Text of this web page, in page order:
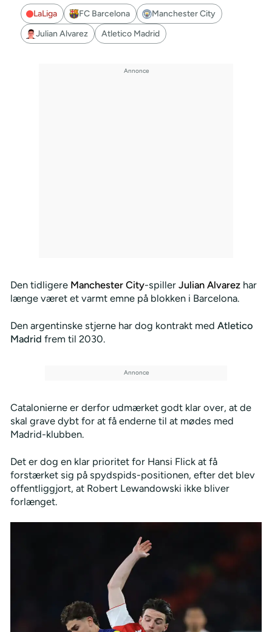
LaLiga FC Barcelona
Manchester City
Julian Alvarez
Atletico Madrid
Den tidligere Manchester City-spiller Julian Alvarezhar
længe været et varmt emne på blokken i Barcelona.
Den argentinske stjerne har dog kontrakt med Atletico
Madrid frem til 2030.
Catalonierne er derfor udmærket godt klar over, at de
skal grave dybt for at få enderne til at mødes med
Madrid-klubben.
Det er dog en klar prioritet for Hansi Flick at få
forstærket sig på spydspids-positionen, efter det blev
offentliggjort, at Robert Lewandowski ikke bliver
forlænget.